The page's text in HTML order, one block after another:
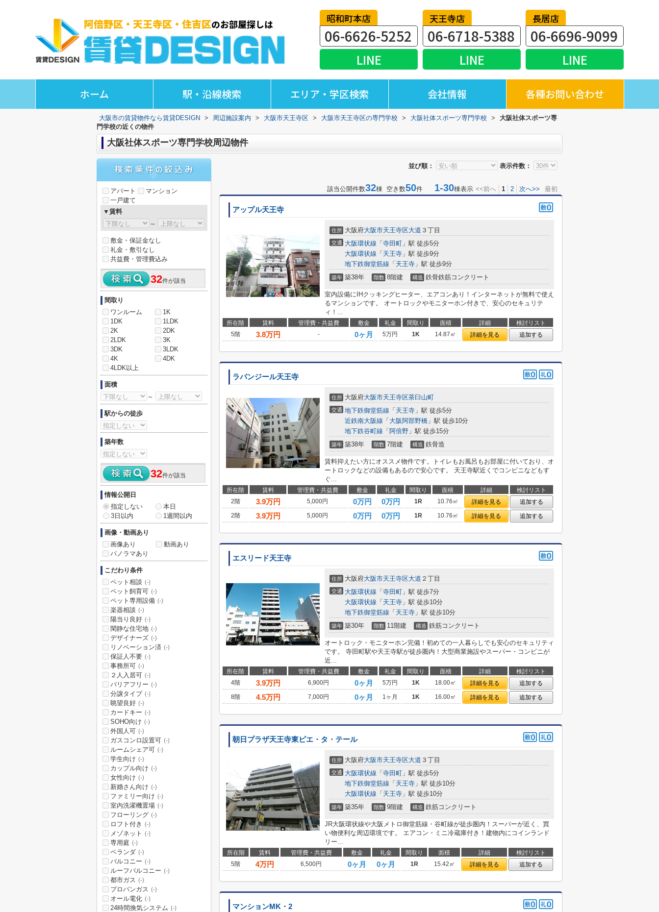
昭和町本店
06-6626-5252
LINE
天王寺店
06-6718-5388
LINE
長居店
06-6696-9099
LINE
ホーム 駅・沿線検索 エリア・学区検索 会社情報 各種お問い合わせ
大阪市の賃貸物件なら賃貸DESIGN > 周辺施設案内 > 大阪市天王寺区 > 大阪市天王寺区の専門学校 > 大阪社体スポーツ専門学校 >
大阪社体スポーツ専
門学校の近くの物件
大阪社体スポーツ専門学校周辺物件
並び順： 表示件数：
該当公開件数32棟 空き数50件 1-30棟表示 <<前へ 1 2 次へ>> 最初
アップル天王寺
住所 大阪府大阪市天王寺区大道 ３丁目
交通 大阪環状線 「 寺田町 」駅 徒歩5分
大阪環状線 「 天王寺 」駅 徒歩9分
地下鉄御堂筋線 「 天王寺 」駅 徒歩9分
築年 築38年 階数 8階建 構造 鉄骨鉄筋コンクリート
室内設備にIHクッキングヒーター、エアコンあり！インターネットが無料で使え
るマンションです。 オートロックやモニターホン付きで、安心のセキュリテ
ィ！...
所在階 賃料 管理費・共益費 敷金 礼金 間取り 面積 詳細
検討リスト
5階
3.8万円 - 0ヶ月 5万円 1K 14.87㎡ 詳細を見る 追加する
ラパンジール天王寺
住所 大阪府大阪市天王寺区茶臼山町
交通 地下鉄御堂筋線 「 天王寺 」駅 徒歩5分
近鉄南大阪線 「 大阪阿部野橋 」駅 徒歩10分
地下鉄谷町線 「 阿倍野 」駅 徒歩15分
築年 築38年 階数 7階建 構造 鉄骨造
賃料抑えたい方にオススメ物件です。トイレもお風呂もお部屋に付いており、オ
ートロックなどの設備もあるので安心です。 天王寺駅近くでコンビニなどもす
ぐ...
所在階 賃料 管理費・共益費 敷金 礼金 間取り 面積 詳細
検討リスト
2階
3.9万円 5,000円 0万円 0万円 1R 10.76㎡ 詳細を見る
追加する
2階
3.9万円 5,000円 0万円 0万円 1R 10.76㎡ 詳細を見る 追加する
エスリード天王寺
住所 大阪府大阪市天王寺区大道 ２丁目
交通 大阪環状線 「 寺田町 」駅 徒歩7分
大阪環状線 「 天王寺 」駅 徒歩10分
地下鉄御堂筋線 「 天王寺 」駅 徒歩10分
築年 築30年 階数 11階建 構造 鉄筋コンクリート
オートロック・モニターホン完備！初めての一人暮らしでも安心のセキュリティ
です。 寺田町駅や天王寺駅が徒歩圏内！大型商業施設やスーパー・コンビニが
近...
所在階 賃料 管理費・共益費 敷金 礼金 間取り 面積 詳細
検討リスト
4階
3.9万円 6,900円 0ヶ月 5万円 1K 18.00㎡ 詳細を見る
追加する
8階
4.5万円 7,000円 0ヶ月 1ヶ月 1K 16.00㎡ 詳細を見る 追加する
朝日プラザ天王寺東ピエ・タ・テール
住所 大阪府大阪市天王寺区大道 ３丁目
交通 大阪環状線 「 寺田町 」駅 徒歩5分
地下鉄御堂筋線 「 天王寺 」駅 徒歩10分
大阪環状線 「 天王寺 」駅 徒歩10分
築年 築35年 階数 9階建 構造 鉄筋コンクリート
JR大阪環状線や大阪メトロ御堂筋線・谷町線が徒歩圏内！スーパーが近く、買
い物便利な周辺環境です。 エアコン・ミニ冷蔵庫付き！建物内にコインランド
リー...
所在階 賃料 管理費・共益費 敷金 礼金 間取り 面積 詳細
検討リスト
5階
4万円 6,500円 0ヶ月 0ヶ月 1R 15.42㎡ 詳細を見る 追加する
マンションMK・2
アパート
マンション
一戸建て
▼賃料
～
敷金・保証金なし
礼金・敷引なし
共益費・管理費込み
32件が該当
間取り
ワンルーム
1K
1DK
1LDK
2K
2DK
2LDK
3K
3DK
3LDK
4K
4DK
4LDK以上
面積
～
駅からの徒歩
築年数
32件が該当
情報公開日
指定しない
本日
3日以内
1週間以内
画像・動画あり
画像あり
動画あり
パノラマあり
こだわり条件
ペット相談 (-)
ペット飼育可 (-)
ペット専用設備 (-)
楽器相談 (-)
陽当り良好 (-)
閑静な住宅地 (-)
デザイナーズ (-)
リノベーション済 (-)
保証人不要 (-)
事務所可 (-)
２人入居可 (-)
バリアフリー (-)
分譲タイプ (-)
眺望良好 (-)
カードキー (-)
SOHO向け (-)
外国人可 (-)
ガスコンロ設置可 (-)
ルームシェア可 (-)
学生向け (-)
カップル向け (-)
女性向け (-)
新婚さん向け (-)
ファミリー向け (-)
室内洗濯機置場 (-)
フローリング (-)
ロフト付き (-)
メゾネット (-)
専用庭 (-)
ベランダ (-)
バルコニー (-)
ルーフバルコニー (-)
都市ガス (-)
プロパンガス (-)
オール電化 (-)
24時間換気システム (-)